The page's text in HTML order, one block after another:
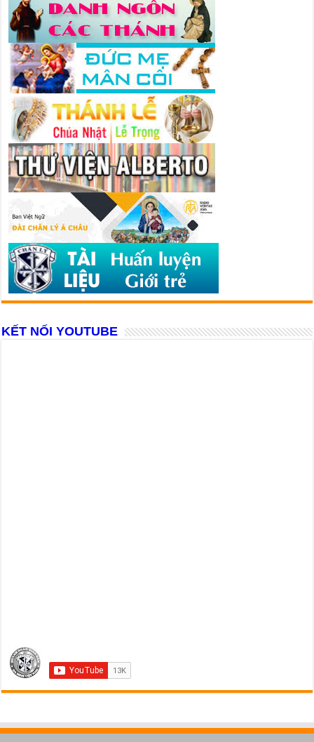
KẾT NỐI YOUTUBE